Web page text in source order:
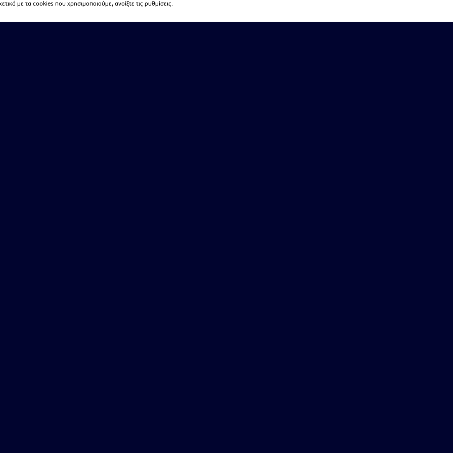
με τα cookies που χρησιμοποιούμε, ανοίξτε τις ρυθμίσεις.